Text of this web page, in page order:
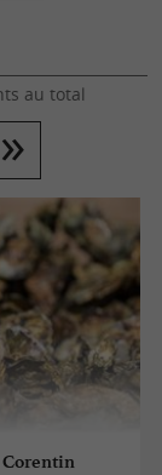
au total